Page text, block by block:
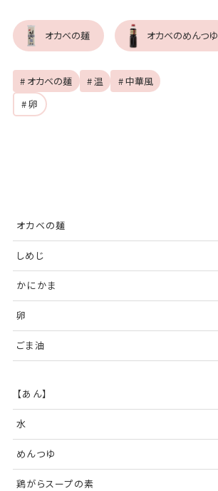
オカベの麺 オカベのめんつゆ
# オカベの麺 # 温
# 中華風
# 卵
オカベの麺
しめじ
かにかま
卵
ごま油
【あん】
水
めんつゆ
鶏がらスープの素